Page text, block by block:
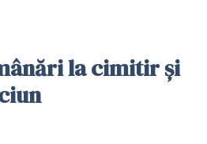
la cimitir și